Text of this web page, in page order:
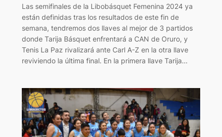
Las semifinales de la Libobásquet Femenina 2024 ya
están definidas tras los resultados de este fin de
semana, tendremos dos llaves al mejor de 3 partidos
donde Tarija Básquet enfrentará a CAN de Oruro, y
Tenis La Paz rivalizará ante Carl A-Z en la otra llave
reviviendo la última final. En la primera llave Tarija…